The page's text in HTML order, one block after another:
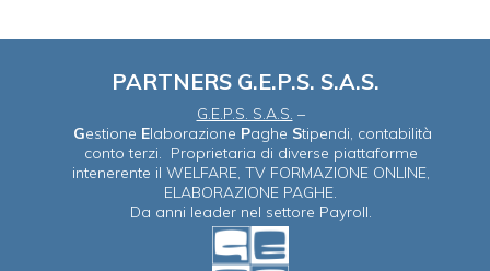
PARTNERS G.E.P.S. S.A.S.
G.E.P.S. S.A.S. –
Gestione Elaborazione Paghe Stipendi, contabilità
conto terzi. Proprietaria di diverse piattaforme
intenerente il WELFARE, TV FORMAZIONE ONLINE,
ELABORAZIONE PAGHE.
Da anni leader nel settore Payroll.